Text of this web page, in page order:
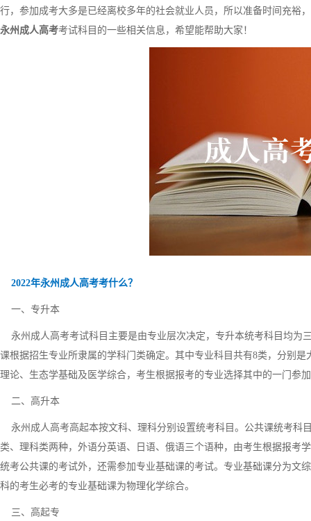
行，参加成考大多是已经离校多年的社会就业人员，所以准备时间充裕
永州成人高考考试科目的一些相关信息，希望能帮助大家！
2022年永州成人高考考什么？
一、专升本
永州成人高考考试科目主要是由专业层次决定，专升本统考科目均为
课根据招生专业所隶属的学科门类确定。其中专业科目共有8类，分别
理论、生态学基础及医学综合，考生根据报考的专业选择其中的一门参
二、高升本
永州成人高考高起本按文科、理科分别设置统考科目。公共课统考科
类、理科类两种，外语分英语、日语、俄语三个语种，由考生根据报考
统考公共课的考试外，还需参加专业基础课的考试。专业基础课分为文
科的考生必考的专业基础课为物理化学综合。
三、高起专